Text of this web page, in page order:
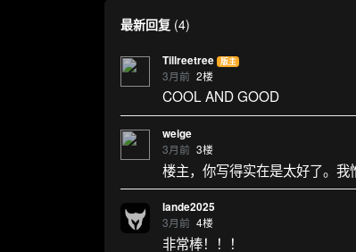
最新回复(4)
Tillreetree 版主
3月前 2楼
COOL AND GOOD
weige
3月前 3楼
楼主，你写得实在是太好了。我
lande2025
3月前 4楼
非常棒！！！